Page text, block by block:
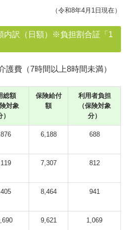
山緑寿園
イ
（令和8年4月1日現在）
内訳（日額）※負担割合証「1
費（7時間以上8時間未満）
総額
険対象
保険給付
額
利用者負担
（保険対象
分）
6,188 688
7,307 812
8,464 941
9,621 1,069